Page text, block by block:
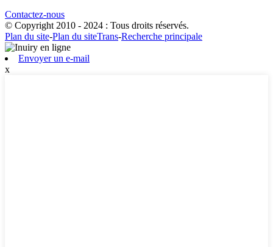
Contactez-nous
© Copyright 2010 - 2024 : Tous droits réservés.
Plan du site-Plan du siteTrans-Recherche principale
Envoyer un e-mail
x